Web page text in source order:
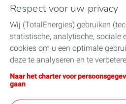
Producten & services
Koolstofarme brandstoffen
Direct regelen & contact
Respect voor uw privacy
Wij (TotalEnergies) gebruiken
statistische, analytische, sociale
cookies om u een optimale
deze te analyseren en te
klein tekstbestand dat bij het
website wordt opgeslagen in de
Naar het charter voor
gaan